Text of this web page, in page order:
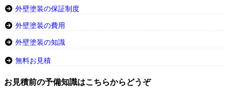
外壁塗装の保証制度
外壁塗装の費用
外壁塗装の知識
無料お見積
お見積前の予備知識はこちらからどうぞ